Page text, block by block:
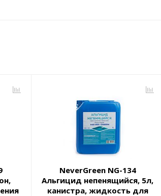
NeverGreen NG-134
Альгицид непенящийся, 5л,
канистра, жидкость для